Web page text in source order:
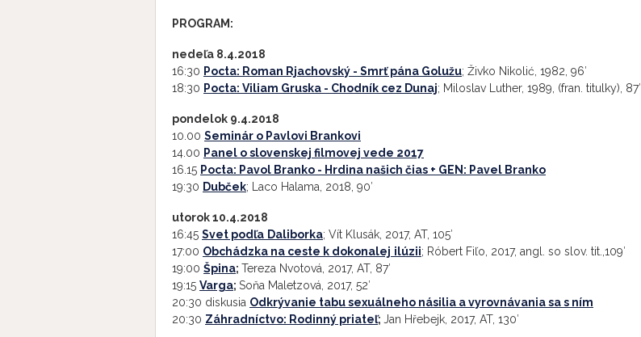
PROGRAM:
nedeľa 8.4.2018
16:30 Pocta: Roman Rjachovský - Smrť pána Golužu; Živko Nikolić, 1982, 96′
18:30 Pocta: Viliam Gruska - Chodník cez Dunaj; Miloslav Luther, 1989, (fran. titulky), 87′
pondelok 9.4.2018
10.00 Seminár o Pavlovi Brankovi
14.00 Panel o slovenskej filmovej vede 2017
16.15 Pocta: Pavol Branko - Hrdina našich čias + GEN: Pavel Branko
19:30 Dubček; Laco Halama, 2018, 90′
utorok 10.4.2018
16:45 Svet podľa Daliborka; Vít Klusák, 2017, AT, 105′
17:00 Obchádzka na ceste k dokonalej ilúzii; Róbert Fiľo, 2017, angl. so slov. tit.,109′
19:00 Špina; Tereza Nvotová, 2017, AT, 87′
19:15 Varga; Soňa Maletzová, 2017, 52′
20:30 diskusia Odkrývanie tabu sexuálneho násilia a vyrovnávania sa s ním
20:30 Záhradníctvo: Rodinný priateľ; Jan Hřebejk, 2017, AT, 130′